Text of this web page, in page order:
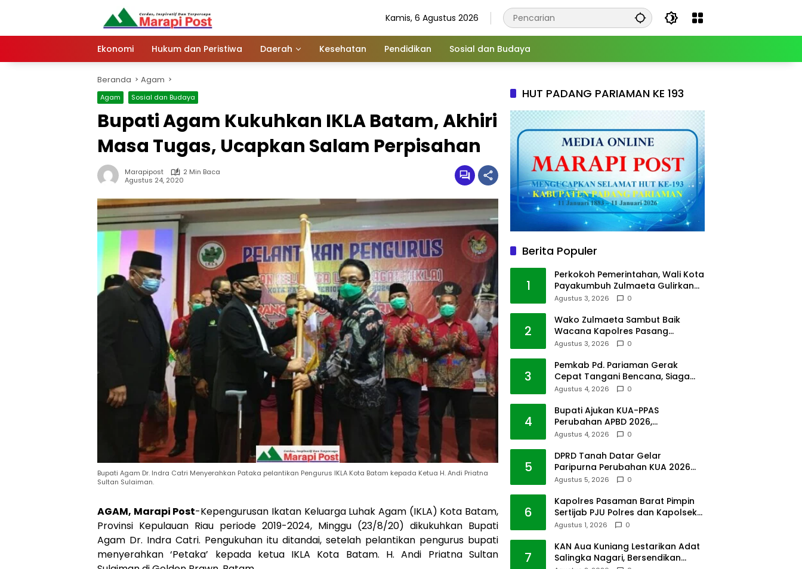
Kamis, 6 Agustus 2026
Ekonomi Hukum dan Peristiwa Daerah Kesehatan Pendidikan Sosial dan Budaya
Beranda Agam
Agam Sosial dan Budaya
Bupati Agam Kukuhkan IKLA Batam, Akhiri
Masa Tugas, Ucapkan Salam Perpisahan
Marapipost
2 Min Baca
Agustus 24, 2020
Bupati Agam Dr. Indra Catri Menyerahkan Pataka pelantikan Pengurus IKLA Kota Batam kepada Ketua H. Andi Priatna
Sultan Sulaiman.
AGAM, Marapi Post-Kepengurusan Ikatan Keluarga Luhak Agam (IKLA) Kota Batam,
Provinsi Kepulauan Riau periode 2019-2024, Minggu (23/8/20) dikukuhkan Bupati
Agam Dr. Indra Catri. Pengukuhan itu ditandai, setelah pelantikan pengurus bupati
menyerahkan ‘Petaka’ kepada ketua IKLA Kota Batam. H. Andi Priatna Sultan
HUT PADANG PARIAMAN KE 193
Berita Populer
1
Perkokoh Pemerintahan, Wali Kota
Payakumbuh Zulmaeta Gulirkan
Jabatan
Agustus 3, 2026 0
2
Wako Zulmaeta Sambut Baik
Wacana Kapolres Pasang
Kamera Pantau Lalin
Agustus 3, 2026 0
3
Pemkab Pd. Pariaman Gerak
Cepat Tangani Bencana, Siaga
Cuaca Ekstrem
Agustus 4, 2026 0
4
Bupati Ajukan KUA-PPAS
Perubahan APBD 2026,
Pendapatan Pasbar Naik 15
Agustus 4, 2026 0
5
DPRD Tanah Datar Gelar
Paripurna Perubahan KUA 2026
dan PPAS Tahun 2027
Agustus 5, 2026 0
6
Kapolres Pasaman Barat Pimpin
Sertijab PJU Polres dan Kapolsek
Sungai Beremas
Agustus 1, 2026 0
7
KAN Aua Kuniang Lestarikan Adat
Salingka Nagari, Bersendikan